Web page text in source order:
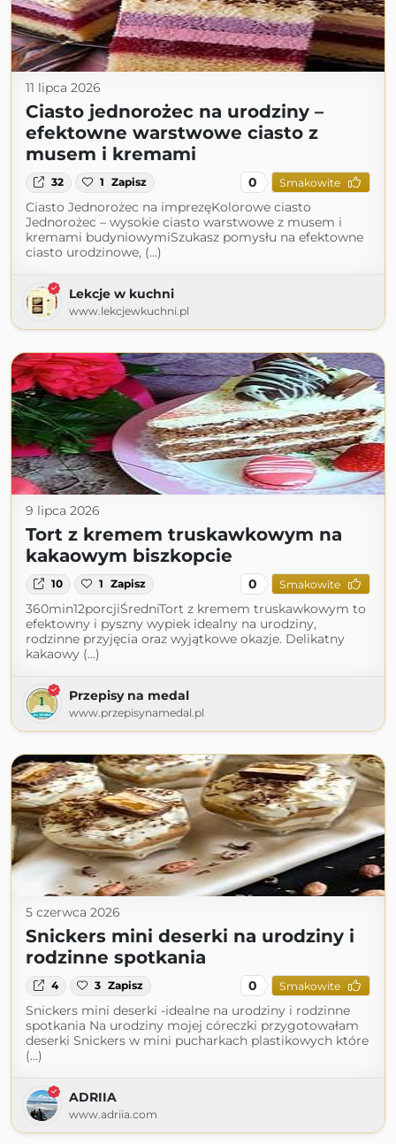
11 lipca 2026
Ciasto jednorożec na urodziny –
efektowne warstwowe ciasto z
musem i kremami
32 1 Zapisz 0 Smakowite
Ciasto Jednorożec na imprezęKolorowe ciasto
Jednorożec – wysokie ciasto warstwowe z musem i
kremami budyniowymiSzukasz pomysłu na efektowne
ciasto urodzinowe, (...)
Lekcje w kuchni
www.lekcjewkuchni.pl
9 lipca 2026
Tort z kremem truskawkowym na
kakaowym biszkopcie
10 1 Zapisz 0 Smakowite
360min12porcjiŚredniTort z kremem truskawkowym to
efektowny i pyszny wypiek idealny na urodziny,
rodzinne przyjęcia oraz wyjątkowe okazje. Delikatny
kakaowy (...)
Przepisy na medal
www.przepisynamedal.pl
5 czerwca 2026
Snickers mini deserki na urodziny i
rodzinne spotkania
4 3 Zapisz 0 Smakowite
Snickers mini deserki -idealne na urodziny i rodzinne
spotkania Na urodziny mojej córeczki przygotowałam
deserki Snickers w mini pucharkach plastikowych które
(...)
ADRIIA
www.adriia.com